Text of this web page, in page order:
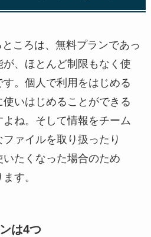
ころは、無料プランであっ
、ほとんど制限もなく使
。個人で利用をはじめる
いはじめることができる
ね。そして情報をチーム
ァイルを取り扱ったり
たくなった場合のため
す。
は4つ